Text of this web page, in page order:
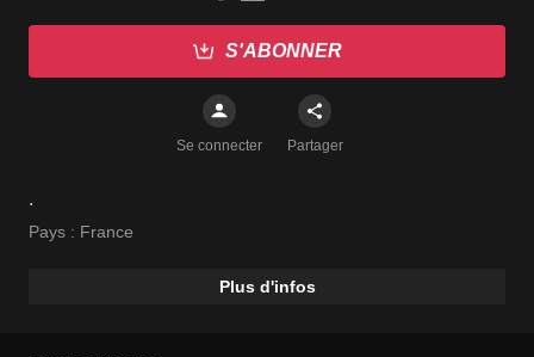
S'ABONNER
Se connecter Partager
.
Pays : France
Plus d'infos